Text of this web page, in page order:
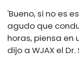
'Bueno, si no es
agudo que
horas, piensa en
dijo a WJAX el